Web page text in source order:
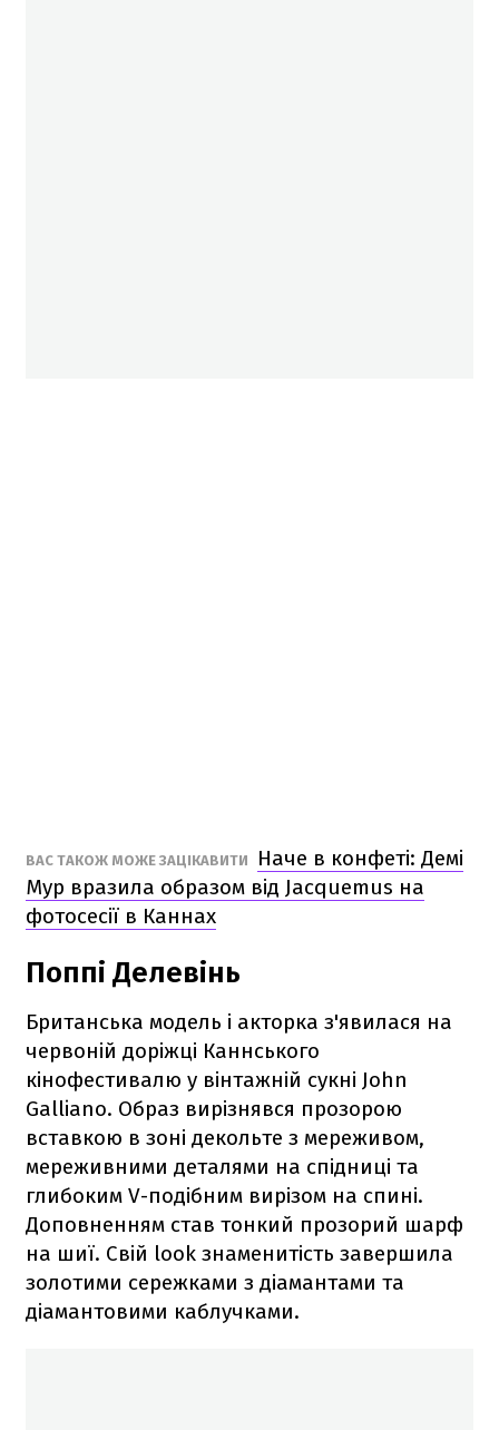
ВАС ТАКОЖ МОЖЕ ЗАЦІКАВИТИ
Наче в конфеті: Демі
Мур вразила образом від Jacquemus на
фотосесії в Каннах
Поппі Делевінь
Британська модель і акторка з'явилася на
червоній доріжці Каннського
кінофестивалю у вінтажній сукні John
Galliano. Образ вирізнявся прозорою
вставкою в зоні декольте з мереживом,
мереживними деталями на спідниці та
глибоким V-подібним вирізом на спині.
Доповненням став тонкий прозорий шарф
на шиї. Свій look знаменитість завершила
золотими сережками з діамантами та
діамантовими каблучками.